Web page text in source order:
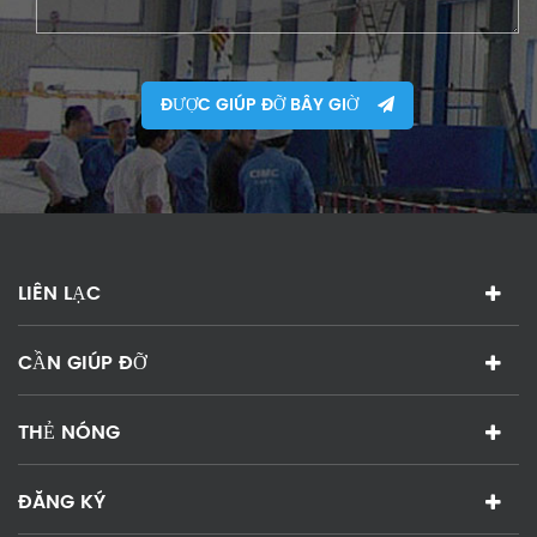
ĐƯỢC GIÚP ĐỠ BÂY GIỜ
LIÊN LẠC
CẦN GIÚP ĐỠ
THẺ NÓNG
ĐĂNG KÝ